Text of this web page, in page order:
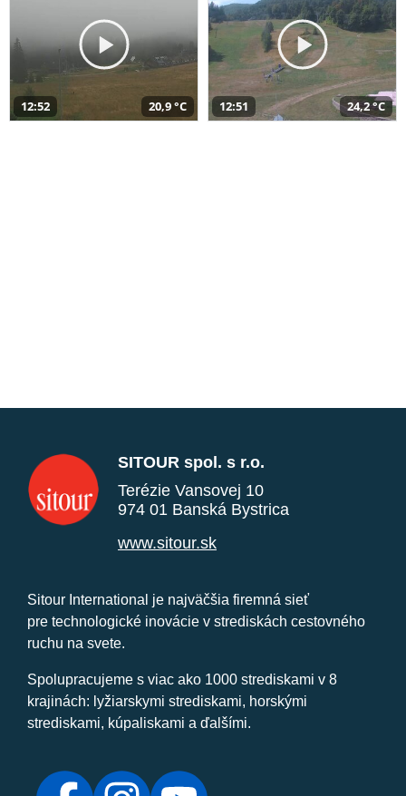
12:52 20,9 °C 12:51 24,2 °C
SITOUR spol. s r.o.
Terézie Vansovej 10
974 01 Banská Bystrica
www.sitour.sk
Sitour International je najväčšia firemná sieť
pre technologické inovácie v strediskách cestovného
ruchu na svete.
Spolupracujeme s viac ako 1000 strediskami v 8
krajinách: lyžiarskymi strediskami, horskými
strediskami, kúpaliskami a ďalšími.